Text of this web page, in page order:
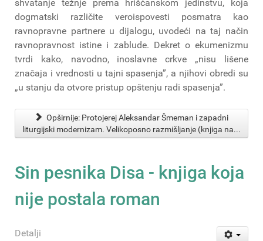
shvatanje težnje prema hrišćanskom jedinstvu, koja
dogmatski različite veroispovesti posmatra kao
ravnopravne partnere u dijalogu, uvodeći na taj način
ravnopravnost istine i zablude. Dekret o ekumenizmu
tvrdi kako, navodno, inoslavne crkve „nisu lišene
značaja i vrednosti u tajni spasenja”, a njihovi obredi su
„u stanju da otvore pristup opštenju radi spasenja”.
Opširnije: Protojerej Aleksandar Šmeman i zapadni
liturgijski modernizam. Velikoposno razmišljanje (knjiga na...
Sin pesnika Disa - knjiga koja
nije postala roman
Detalji